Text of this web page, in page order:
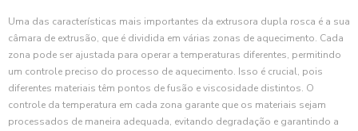
Uma das características mais importantes da extrusora dupla rosca é a sua
câmara de extrusão, que é dividida em várias zonas de aquecimento. Cada
zona pode ser ajustada para operar a temperaturas diferentes, permitindo
um controle preciso do processo de aquecimento. Isso é crucial, pois
diferentes materiais têm pontos de fusão e viscosidade distintos. O
controle da temperatura em cada zona garante que os materiais sejam
processados de maneira adequada, evitando degradação e garantindo a